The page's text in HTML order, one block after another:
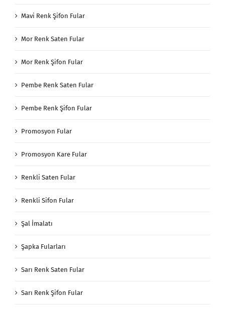
Mavi Renk Şifon Fular
Mor Renk Saten Fular
Mor Renk Şifon Fular
Pembe Renk Saten Fular
Pembe Renk Şifon Fular
Promosyon Fular
Promosyon Kare Fular
Renkli Saten Fular
Renkli Sifon Fular
Şal İmalatı
Şapka Fularları
Sarı Renk Saten Fular
Sarı Renk Şifon Fular